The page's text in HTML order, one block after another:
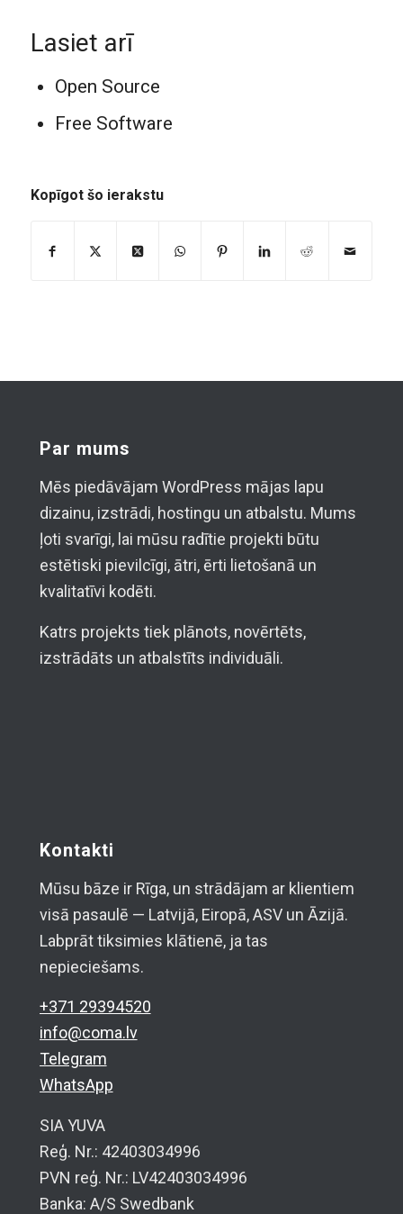
Lasiet arī
Open Source
Free Software
Kopīgot šo ierakstu
Par mums
Mēs piedāvājam WordPress mājas lapu
dizainu, izstrādi, hostingu un atbalstu. Mums
ļoti svarīgi, lai mūsu radītie projekti būtu
estētiski pievilcīgi, ātri, ērti lietošanā un
kvalitatīvi kodēti.
Katrs projekts tiek plānots, novērtēts,
izstrādāts un atbalstīts individuāli.
Kontakti
Mūsu bāze ir Rīga, un strādājam ar klientiem
visā pasaulē — Latvijā, Eiropā, ASV un Āzijā.
Labprāt tiksimies klātienē, ja tas
nepieciešams.
+371 29394520
info@coma.lv
Telegram
WhatsApp
SIA YUVA
Reģ. Nr.: 42403034996
PVN reģ. Nr.: LV42403034996
Banka: A/S Swedbank